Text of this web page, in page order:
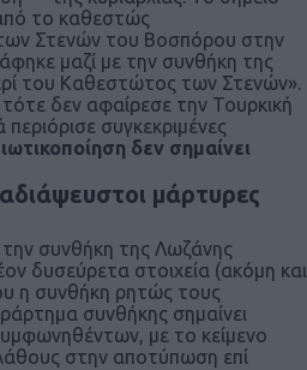
το καθεστώς
Στενών του Βοσπόρου στην
μαζί με την συνθήκη της
του Καθεστώτος των Στενών».
δεν αφαίρεσε την Τουρκική
συγκεκριμένες
δεν σημαίνει
μάρτυρες
συνθήκη της Λωζάνης
δυσεύρετα στοιχεία (ακόμη και
η συνθήκη ρητώς τους
συνθήκης σημαίνει
με το κείμενο
στην αποτύπωση επί